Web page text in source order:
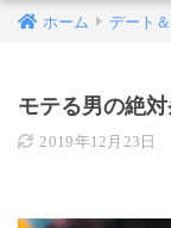
ホーム デート
モテる男の絶
2019年12月23日